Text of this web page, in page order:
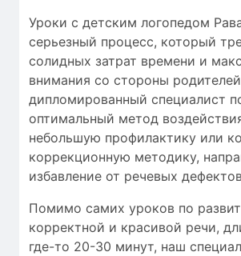
Уроки с детским логопедом
серьезный процесс, который
солидных затрат времени и
внимания со стороны
дипломированный специалист
оптимальный метод
небольшую профилактику или
коррекционную методику,
избавление от речевых
Помимо самих уроков по
корректной и красивой речи,
где-то 20-30 минут, наш